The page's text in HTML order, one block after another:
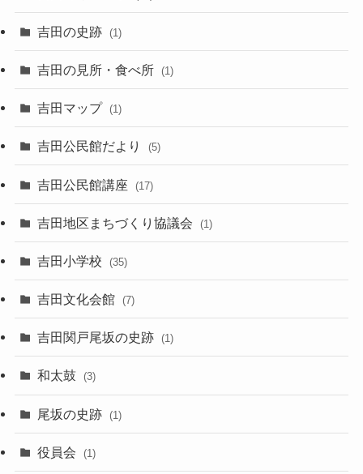
吉田の史跡 (1)
吉田の見所・食べ所 (1)
吉田マップ (1)
吉田公民館だより (5)
吉田公民館講座 (17)
吉田地区まちづくり協議会 (1)
吉田小学校 (35)
吉田文化会館 (7)
吉田関戸尾坂の史跡 (1)
和太鼓 (3)
尾坂の史跡 (1)
役員会 (1)